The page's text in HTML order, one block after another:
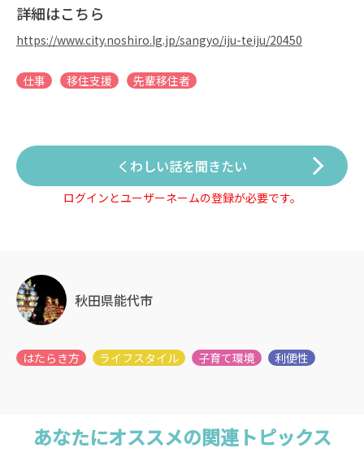
詳細はこちら
https://www.city.noshiro.lg.jp/sangyo/iju-teiju/20450
仕事 移住支援 先輩移住者
くわしい話を聞きたい
ログインとユーザーネームの登録が必要です。
秋田県能代市
あなたにオススメの関連トピックス